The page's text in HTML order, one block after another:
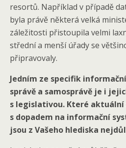
resortů. Například v případě
byla právě některá velká
záležitosti přistoupila velmi
střední a menší úřady se
připravovaly.
Jedním ze specifik
správě a samosprávě je i
s legislativou. Které
s dopadem na informační
jsou z Vašeho hlediska